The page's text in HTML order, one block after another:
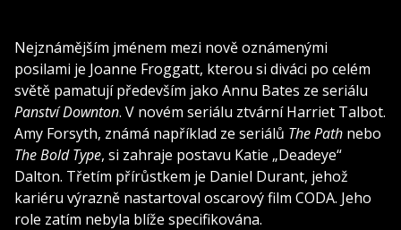
Nejznámějším jménem mezi nově oznámenými
posilami je Joanne Froggatt, kterou si diváci po celém
světě pamatují především jako Annu Bates ze seriálu
Panství Downton. V novém seriálu ztvární Harriet Talbot.
Amy Forsyth, známá například ze seriálů The Path nebo
The Bold Type, si zahraje postavu Katie „Deadeye“
Dalton. Třetím přírůstkem je Daniel Durant, jehož
kariéru výrazně nastartoval oscarový film CODA. Jeho
role zatím nebyla blíže specifikována.